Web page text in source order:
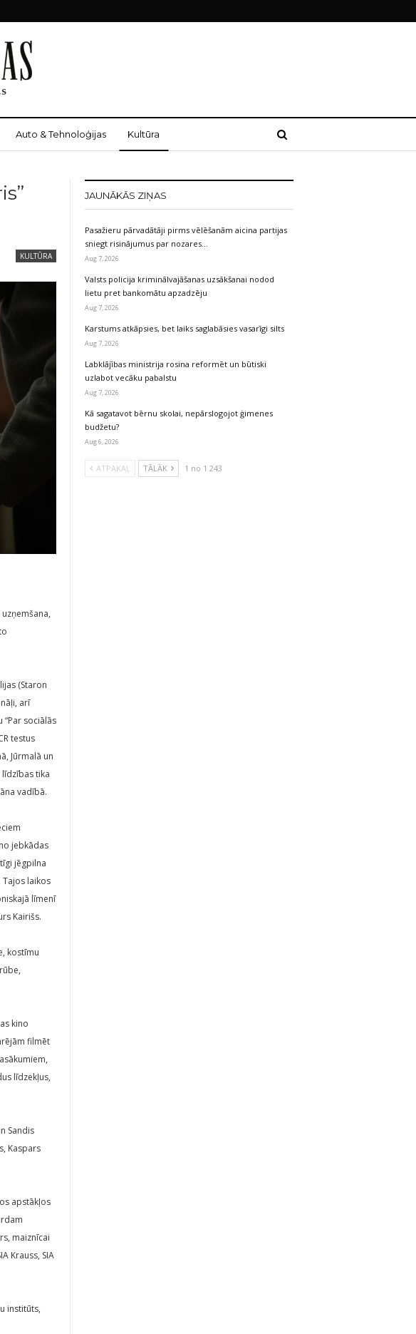
Auto & Tehnoloģijas Kultūra
KULTŪRA
(Staron
arī
sociālās
testus
Jūrmalā un
tika
vadībā.
jebkādas
jēgpilna
laikos
līmenī
Kairišs.
kostīmu
kino
filmēt
līdzekļus,
Sandis
Kaspars
apstākļos
maiznīcai
Krauss, SIA
institūts,
JAUNĀKĀS ZIŅAS
Pasažieru pārvadātāji pirms vēlēšanām aicina partijas
sniegt risinājumus par nozares…
Aug 7, 2026
Valsts policija kriminālvajāšanas uzsākšanai nodod
lietu pret bankomātu apzadzēju
Aug 7, 2026
Karstums atkāpsies, bet laiks saglabāsies vasarīgi silts
Aug 7, 2026
Labklājības ministrija rosina reformēt un būtiski
uzlabot vecāku pabalstu
Aug 7, 2026
Kā sagatavot bērnu skolai, nepārslogojot ģimenes
budžetu?
Aug 6, 2026
ATPAKAĻ TĀLĀK 1 no 1 243